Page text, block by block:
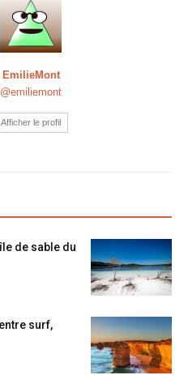
EmilieMont
@emiliemont
Afficher le profil
de sable du
surf,